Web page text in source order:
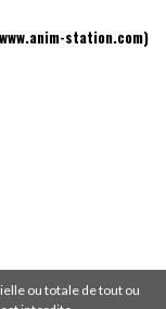
www.anim-station.com)
ou totale de tout ou